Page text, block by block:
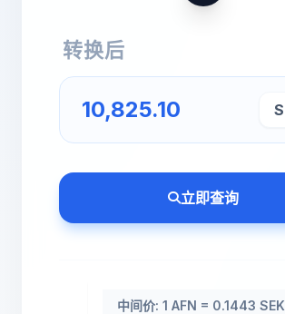
转换后
立即查询
中间价: 1 AFN = 0.1443 SEK